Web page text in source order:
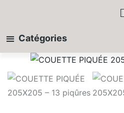
Catégories